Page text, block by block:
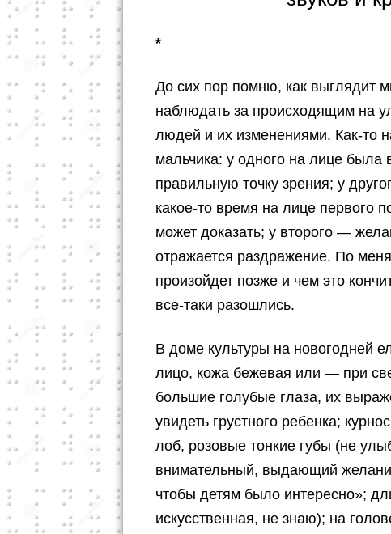
*
До сих пор помню, как выглядит
наблюдать за происходящим на
людей и их изменениями. Как-то
мальчика: у одного на лице была
правильную точку зрения; у
какое-то время на лице первого
может доказать; у второго —
отражается раздражение. По
произойдет позже и чем это
все-таки разошлись.
В доме культуры на новогодней
лицо, кожа бежевая или — при
большие голубые глаза, их
увидеть грустного ребенка;
лоб, розовые тонкие губы (не
внимательный, выдающий
чтобы детям было интересно»;
искусственная, не знаю); на